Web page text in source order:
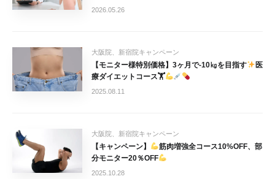
2026.05.26
大阪院、新宿院キャンペーン
【モニター様特別価格】3ヶ月で-10㎏を目指す
医
療ダイエットコース🏋
2025.08.11
大阪院、新宿院キャンペーン
【キャンペーン】
筋肉増強全コース10%OFF、部
分モニター20％OFF
2025.10.28